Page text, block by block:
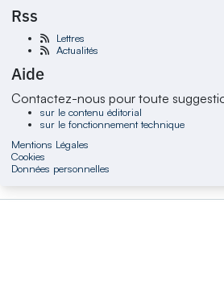
Rss
Lettres
Actualités
Aide
Contactez-nous pour toute
sur le contenu éditorial
sur le fonctionnement technique
Mentions Légales
Cookies
Données personnelles